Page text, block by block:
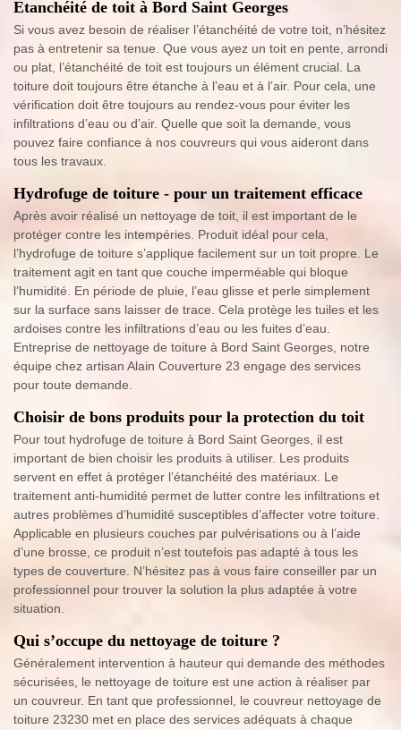
Etanchéité de toit à Bord Saint Georges
Si vous avez besoin de réaliser l’étanchéité de votre toit, n’hésitez
pas à entretenir sa tenue. Que vous ayez un toit en pente, arrondi
ou plat, l’étanchéité de toit est toujours un élément crucial. La
toiture doit toujours être étanche à l’eau et à l’air. Pour cela, une
vérification doit être toujours au rendez-vous pour éviter les
infiltrations d’eau ou d’air. Quelle que soit la demande, vous
pouvez faire confiance à nos couvreurs qui vous aideront dans
tous les travaux.
Hydrofuge de toiture - pour un traitement efficace
Après avoir réalisé un nettoyage de toit, il est important de le
protéger contre les intempéries. Produit idéal pour cela,
l’hydrofuge de toiture s’applique facilement sur un toit propre. Le
traitement agit en tant que couche imperméable qui bloque
l’humidité. En période de pluie, l’eau glisse et perle simplement
sur la surface sans laisser de trace. Cela protège les tuiles et les
ardoises contre les infiltrations d’eau ou les fuites d’eau.
Entreprise de nettoyage de toiture à Bord Saint Georges, notre
équipe chez artisan Alain Couverture 23 engage des services
pour toute demande.
Choisir de bons produits pour la protection du toit
Pour tout hydrofuge de toiture à Bord Saint Georges, il est
important de bien choisir les produits à utiliser. Les produits
servent en effet à protéger l’étanchéité des matériaux. Le
traitement anti-humidité permet de lutter contre les infiltrations et
autres problèmes d’humidité susceptibles d’affecter votre toiture.
Applicable en plusieurs couches par pulvérisations ou à l’aide
d’une brosse, ce produit n’est toutefois pas adapté à tous les
types de couverture. N’hésitez pas à vous faire conseiller par un
professionnel pour trouver la solution la plus adaptée à votre
situation.
Qui s’occupe du nettoyage de toiture ?
Généralement intervention à hauteur qui demande des méthodes
sécurisées, le nettoyage de toiture est une action à réaliser par
un couvreur. En tant que professionnel, le couvreur nettoyage de
toiture 23230 met en place des services adéquats à chaque